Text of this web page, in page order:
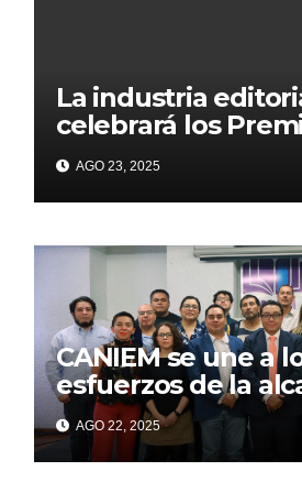
La industria
celebrará los
CANIEM 2025 el 12
noviembre
AGO 23, 2025
CANIEM se une a
esfuerzos de la
Iztapalapa para
grupos
lectura
AGO 22, 2025